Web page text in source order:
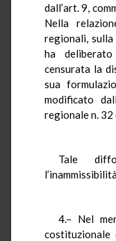
dall’art. 9,
Nella
regionali,
ha deliberato
censurata la
sua
modificato
regionale n. 32
Tale
4.– Nel
costituzionale